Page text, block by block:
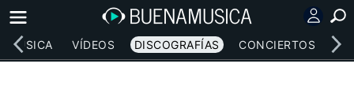
MÚSICA VÍDEOS DISCOGRAFÍAS CONCIERTOS